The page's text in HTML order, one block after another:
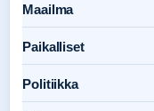
Maailma
Paikalliset
Politiikka